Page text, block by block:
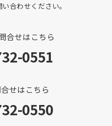
合わせください。
合せはこちら
0551
せはこちら
0550